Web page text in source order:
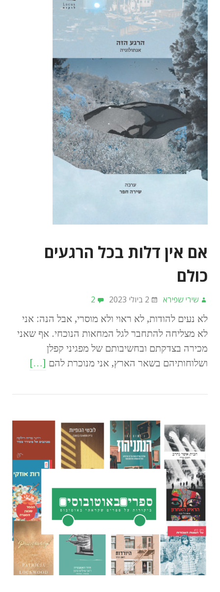
אם אין דלות בכל הרגעים
כולם
שירי שפירא 2 ביולי 2023 2
לא נעים להודות, לא ראוי ולא מוסרי, אבל הנה: אני
לא מצליחה להתחבר לגל המחאות הנוכחי. אף שאני
מכירה בצדקתם ובחשיבותם של מפגיני קפלן
ושלוחותיהם בשאר הארץ, אני מנוכרת להם […]